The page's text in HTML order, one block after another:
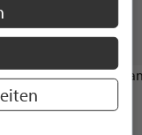
"LEBEN &